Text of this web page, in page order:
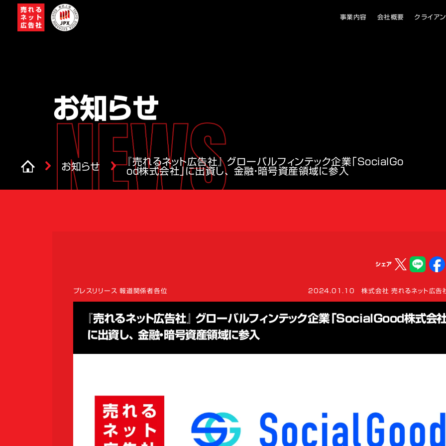
事業内容 会社概要 クライア
お知らせ
お知らせ
『売れるネット広告社』 グローバルフィンテック企業「SocialGo
od株式会社」に出資し、 金融・暗号資産領域に参入
シェア
プレスリリース 報道関係者各位 2024.01.10株式会社 売れるネット広告
『売れるネット広告社』 グローバルフィンテック企業「SocialGood株式会
に出資し、 金融・暗号資産領域に参入